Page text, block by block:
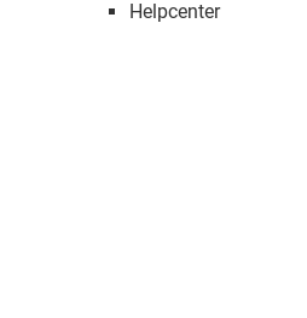
Helpcenter